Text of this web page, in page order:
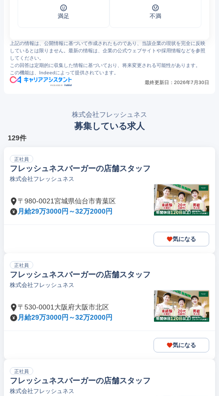
https://www.freshnessburger.co.jp/brandnews/4917/
FRESHNESS BURGER フレッシュネスバーガー
満足 不満
上記の情報は、公開情報に基づいて作成されたものであり、当該企業の現状を完全に反映
しているとは限りません。最新の情報は、企業の公式ウェブサイトや採用情報などを参照
してください。
この回答は定期的に収集した情報に基づいており、将来変更される可能性があります。
この機能は、Indeedによって提供されています。
最終更新日： 2026年7月30日
株式会社フレッシュネス
募集している求人
129件
正社員
フレッシュネスバーガーの店舗スタッフ
株式会社フレッシュネス
〒980-0021宮城県仙台市青葉区
月給29万3000円～32万2000円
気になる
正社員
フレッシュネスバーガーの店舗スタッフ
株式会社フレッシュネス
〒530-0001大阪府大阪市北区
月給29万3000円～32万2000円
気になる
正社員
フレッシュネスバーガーの店舗スタッフ
株式会社フレッシュネス